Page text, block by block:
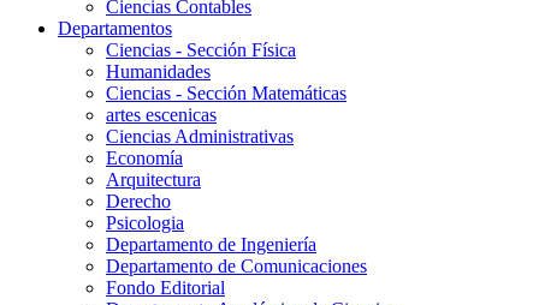
Ciencias Contables
Departamentos
Ciencias - Sección Física
Humanidades
Ciencias - Sección Matemáticas
artes escenicas
Ciencias Administrativas
Economía
Arquitectura
Derecho
Psicologia
Departamento de Ingeniería
Departamento de Comunicaciones
Fondo Editorial